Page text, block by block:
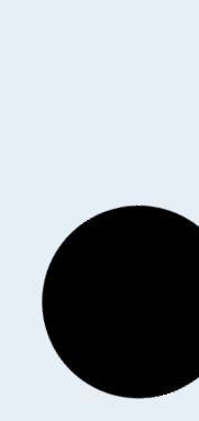
137,00€ HT 144,54